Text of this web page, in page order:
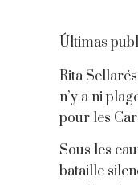
Últimas
Rita
n’y a ni
pour les
Sous les
bataille